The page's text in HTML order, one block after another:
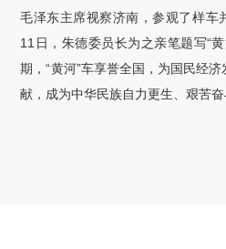
毛泽东主席视察济南，参观了样车
11日，朱德委员长为之亲笔题写“
期，“黄河”车享誉全国，为国民经
献，成为中华民族自力更生、艰苦奋